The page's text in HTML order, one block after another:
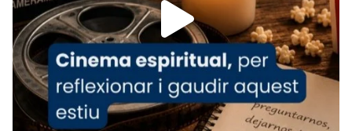
View on Facebook · Share
Arquebisbat de Barcelona
2 weeks ago
«Avui les santes Juliana i Semproniana ens
ajuden a alçar la mirada»